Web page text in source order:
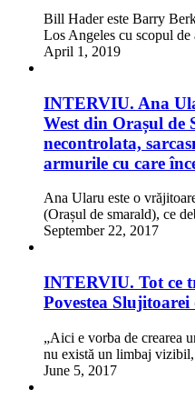
Bill Hader este Barry
Los Angeles cu scopul
April 1, 2019
INTERVIU. Ana
West din Orașul de
necontrolata,
armurile cu care
Ana Ularu este o
(Orașul de smarald), ce
September 22, 2017
INTERVIU. Tot ce
Povestea
„Aici e vorba de crearea
nu există un limbaj
June 5, 2017